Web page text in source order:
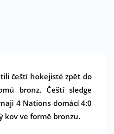
čeští hokejisté zpět do
bronz. Čeští sledge
4 Nations domácí 4:0
kov ve formě bronzu.